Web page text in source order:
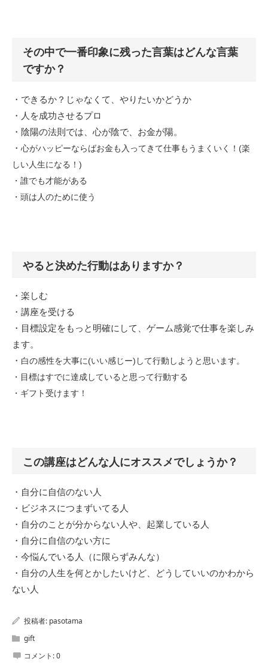
その中で一番印象に残った言葉はどんな言葉
ですか？
・できるか？じゃなくて、やりたいかどうか
・人を成功させるプロ
・陰陽の法則では、心が陰で、お金が陽。
・ 心がハッピーならばお金も入ってきて仕事もうまくいく！(楽
しい人生になる！)
・誰でも才能がある
・頭は人のために使う
やると決めた行動はありますか？
・楽しむ
・講座を受ける
・目標設定をもっと明確にして、ゲーム感覚で仕事を楽しみ
ます。
・ 白の感性を大事に(いい感じー) して行動しようと思います。
・目標はすでに達成していると思って行動する
・ギフト受けます！
この講座はどんな人にオススメでしょうか？
・自分に自信のない人
・ビジネスにつまずいてる人
・自分のことが分からない人や、起業している人
・自分に自信のない方に
・今悩んでいる人（に限らずみんな）
・自分の人生を何とかしたいけど、どうしていいのかわから
ない人
投稿者: pasotama
gift
コメント:0